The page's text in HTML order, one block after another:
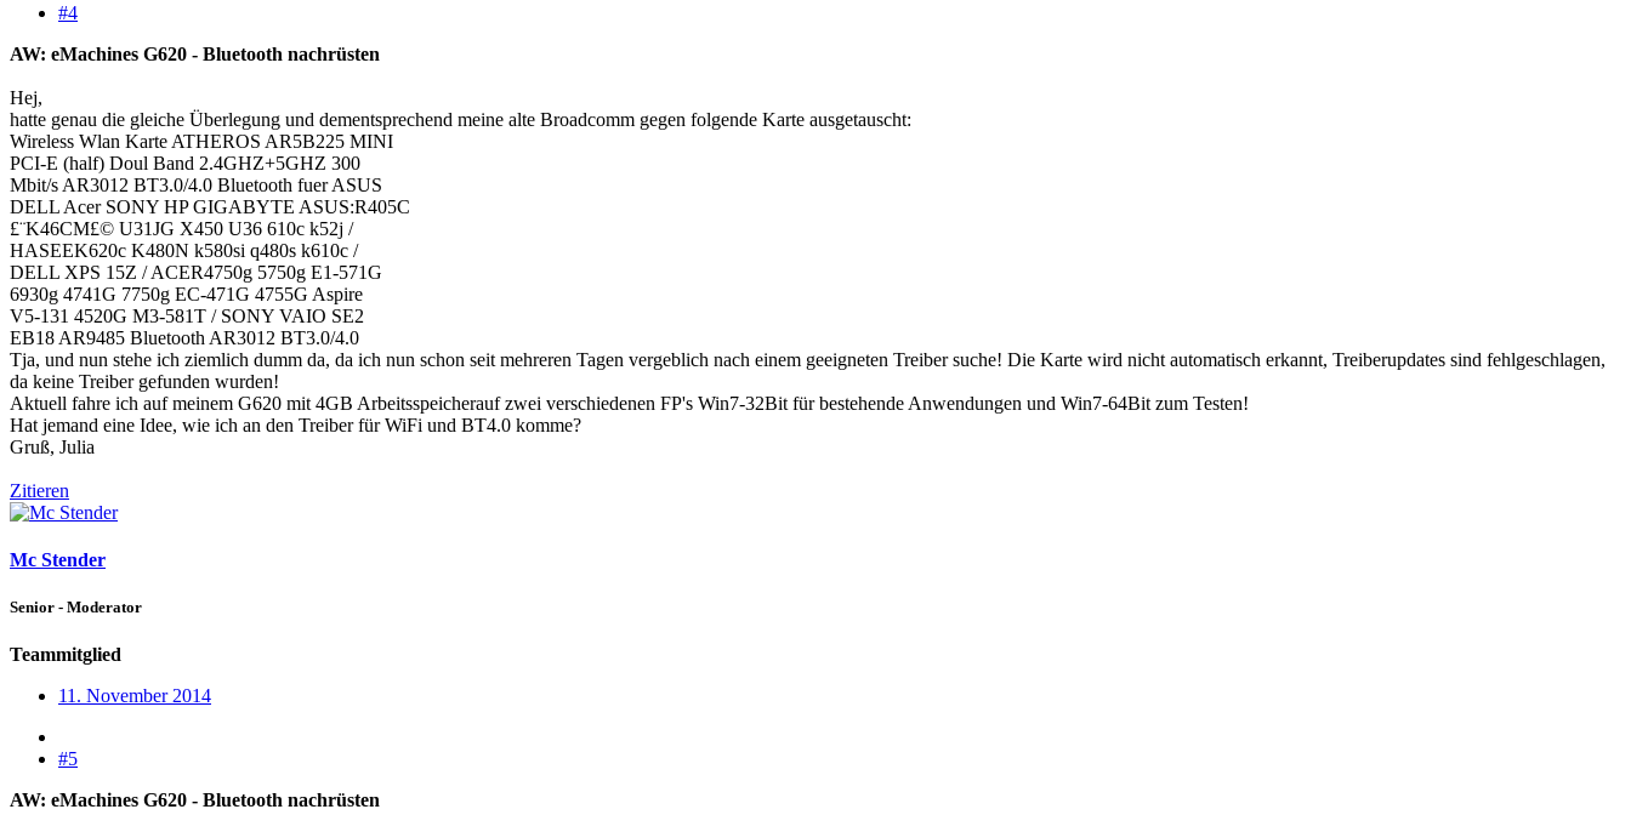
#4
AW: eMachines G620 - Bluetooth nachrüsten
Hej,
hatte genau die gleiche Überlegung und dementsprechend meine alte Broadcomm gegen folgende Karte ausgetauscht:
Wireless Wlan Karte ATHEROS AR5B225 MINI
PCI-E (half) Doul Band 2.4GHZ+5GHZ 300
Mbit/s AR3012 BT3.0/4.0 Bluetooth fuer ASUS
DELL Acer SONY HP GIGABYTE ASUS:R405C
£¨K46CM£© U31JG X450 U36 610c k52j /
HASEEK620c K480N k580si q480s k610c /
DELL XPS 15Z / ACER4750g 5750g E1-571G
6930g 4741G 7750g EC-471G 4755G Aspire
V5-131 4520G M3-581T / SONY VAIO SE2
EB18 AR9485 Bluetooth AR3012 BT3.0/4.0
Tja, und nun stehe ich ziemlich dumm da, da ich nun schon seit mehreren Tagen vergeblich nach einem geeigneten Treiber suche! Die Karte wird nicht automatisch erkannt, Treiberupdates sind fehlgeschlagen,
da keine Treiber gefunden wurden!
Aktuell fahre ich auf meinem G620 mit 4GB Arbeitsspeicherauf zwei verschiedenen FP's Win7-32Bit für bestehende Anwendungen und Win7-64Bit zum Testen!
Hat jemand eine Idee, wie ich an den Treiber für WiFi und BT4.0 komme?
Gruß, Julia
Zitieren
Mc Stender
Senior - Moderator
Teammitglied
11. November 2014
#5
AW: eMachines G620 - Bluetooth nachrüsten